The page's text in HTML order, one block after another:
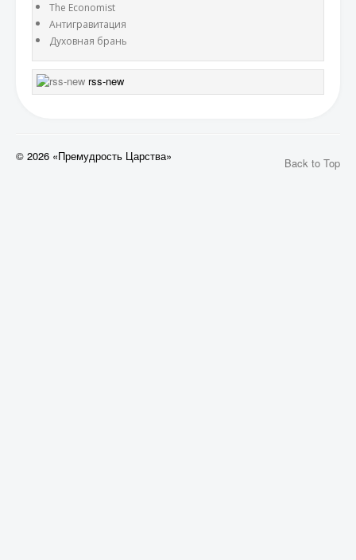
The Economist
Антигравитация
Духовная брань
rss-new
Back to Top
© 2026 «Премудрость Царства»